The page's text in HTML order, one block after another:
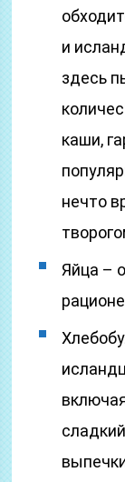
и
здесь
каши,
нечто
Яйца –